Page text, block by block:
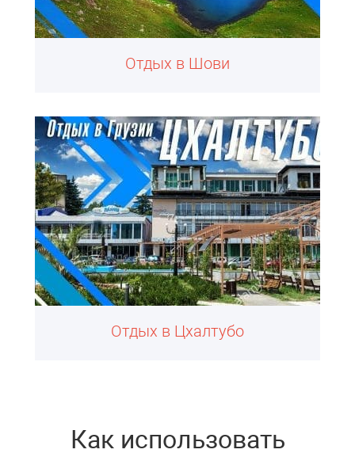
Отдых в Шови
Отдых в Цхалтубо
Как использовать